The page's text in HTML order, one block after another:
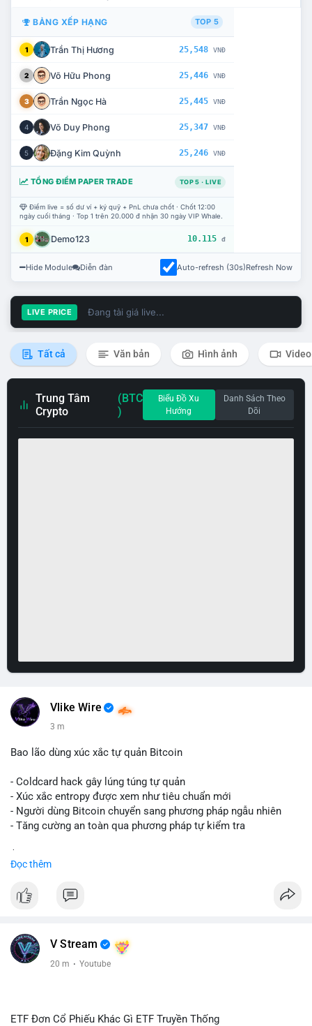
BẢNG XẾP HẠNG TOP 5
1 Trần Thị Hương 25,548 VNĐ
2 Võ Hữu Phong 25,446 VNĐ
3 Trần Ngọc Hà 25,445 VNĐ
4 Võ Duy Phong 25,347 VNĐ
5 Đặng Kim Quỳnh 25,246 VNĐ
TỔNG ĐIỂM PAPER TRADE TOP 5 · LIVE
Điểm live = số dư ví + ký quỹ + PnL chưa chốt · Chốt 12:00
ngày cuối tháng · Top 1 trên 20.000 đ nhận 30 ngày VIP Whale.
1 Demo123 10.115 đ
Hide Module Diễn đàn Auto-refresh (30s)Refresh Now
LIVE PRICE Đang tải giá live...
Tất cả Văn bản Hình ảnh Video
Trung Tâm
Crypto
(BTC
)
Biểu Đồ Xu
Hướng
Danh Sách Theo
Dõi
Vlike Wire
3 m
Bao lão dùng xúc xắc tự quản Bitcoin
- Coldcard hack gây lúng túng tự quản
- Xúc xắc entropy được xem như tiêu chuẩn mới
- Người dùng Bitcoin chuyển sang phương pháp ngẫu nhiên
- Tăng cường an toàn qua phương pháp tự kiểm tra
Đọc thêm
V Stream
20 m · Youtube
ETF Đơn Cổ Phiếu Khác Gì ETF Truyền Thống